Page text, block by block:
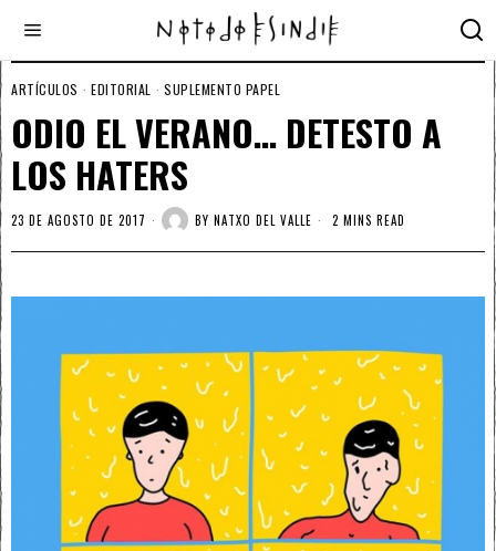
ARTÍCULOS · EDITORIAL · SUPLEMENTO PAPEL
ODIO EL VERANO… DETESTO A
LOS HATERS
23 DE AGOSTO DE 2017 BY NATXO DEL VALLE 2 MINS READ